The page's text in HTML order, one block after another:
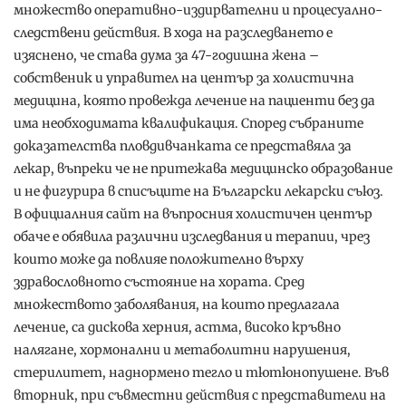
множество оперативно-издирвателни и процесуално-
следствени действия. В хода на разследването е
изяснено, че става дума за 47-годишна жена –
собственик и управител на център за холистична
медицина, която провежда лечение на пациенти без да
има необходимата квалификация. Според събраните
доказателства пловдивчанката се представяла за
лекар, въпреки че не притежава медицинско образование
и не фигурира в списъците на Български лекарски съюз.
В официалния сайт на въпросния холистичен център
обаче е обявила различни изследвания и терапии, чрез
които може да повлияе положително върху
здравословното състояние на хората. Сред
множеството заболявания, на които предлагала
лечение, са дискова херния, астма, високо кръвно
налягане, хормонални и метаболитни нарушения,
стерилитет, наднормено тегло и тютюнопушене. Във
вторник, при съвместни действия с представители на